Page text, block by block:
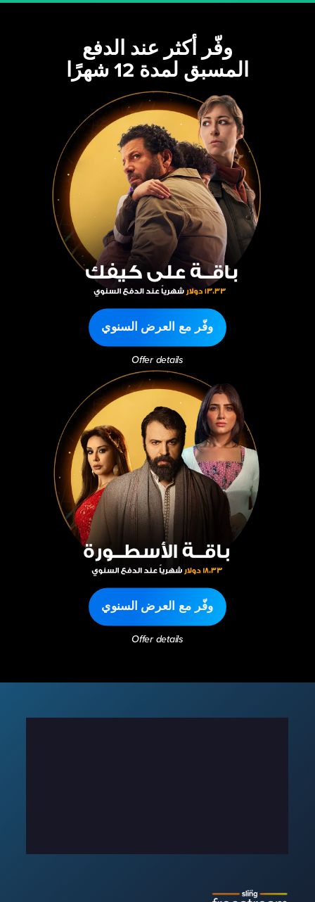
وفّر أكثر عند الدفع
المسبق لمدة 12 شهرًا
وفّر مع العرض السنوي
Offer details
وفّر مع العرض السنوي
Offer details